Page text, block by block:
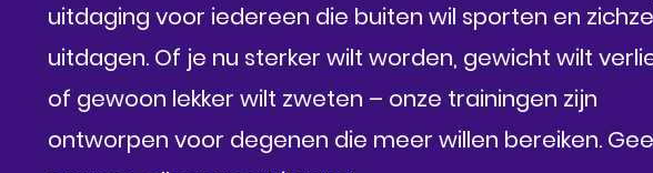
uitdaging voor iedereen die buiten wil sporten en
uitdagen. Of je nu sterker wilt worden, gewicht wilt
of gewoon lekker wilt zweten – onze trainingen zijn
ontworpen voor degenen die meer willen bereiken.